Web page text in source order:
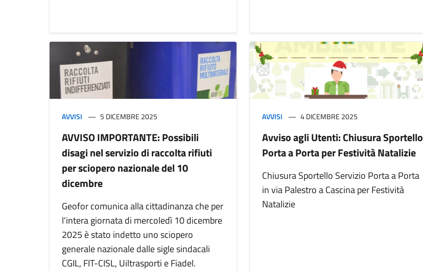
AVVISI 5 DICEMBRE 2025
AVVISO IMPORTANTE: Possibili
disagi nel servizio di raccolta rifiuti
per sciopero nazionale del 10
dicembre
Geofor comunica alla cittadinanza che per
l'intera giornata di mercoledì 10 dicembre
2025 è stato indetto uno sciopero
generale nazionale dalle sigle sindacali
CGIL, FIT-CISL, Uiltrasporti e Fiadel.
AVVISI 4 DICEMBRE 2025
Avviso agli Utenti: Chiusura Sportello
Porta a Porta per Festività Natalizie
Chiusura Sportello Servizio Porta a Porta
in via Palestro a Cascina per Festività
Natalizie